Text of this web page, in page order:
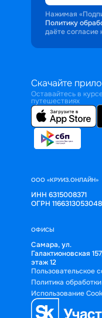
Нажимая
Политику
даёте согласие
Скачайте
Оставайтесь в
путешествиях
ООО «КРУИЗ.ОНЛАЙН»
ИНН 6315008371
ОГРН 1166313053048
ОФИСЫ
Самара, ул.
Галактионовская
этаж 12
Пользовательское
Политика
Использование